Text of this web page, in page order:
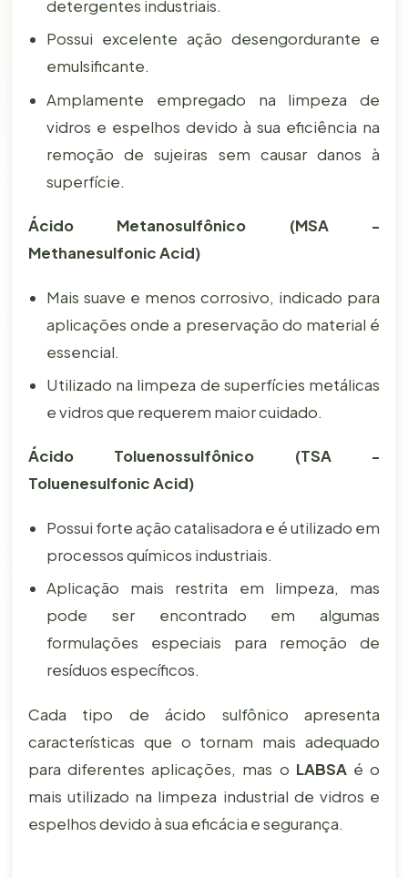
detergentes industriais.
Possui excelente ação desengordurante e
emulsificante.
Amplamente empregado na limpeza de
vidros e espelhos devido à sua eficiência na
remoção de sujeiras sem causar danos à
superfície.
Ácido Metanosulfônico (MSA -
Methanesulfonic Acid)
Mais suave e menos corrosivo, indicado para
aplicações onde a preservação do material é
essencial.
Utilizado na limpeza de superfícies metálicas
e vidros que requerem maior cuidado.
Ácido Toluenossulfônico (TSA -
Toluenesulfonic Acid)
Possui forte ação catalisadora e é utilizado em
processos químicos industriais.
Aplicação mais restrita em limpeza, mas
pode ser encontrado em algumas
formulações especiais para remoção de
resíduos específicos.
Cada tipo de ácido sulfônico apresenta
características que o tornam mais adequado
para diferentes aplicações, mas o LABSAé o
mais utilizado na limpeza industrial de vidros e
espelhos devido à sua eficácia e segurança.